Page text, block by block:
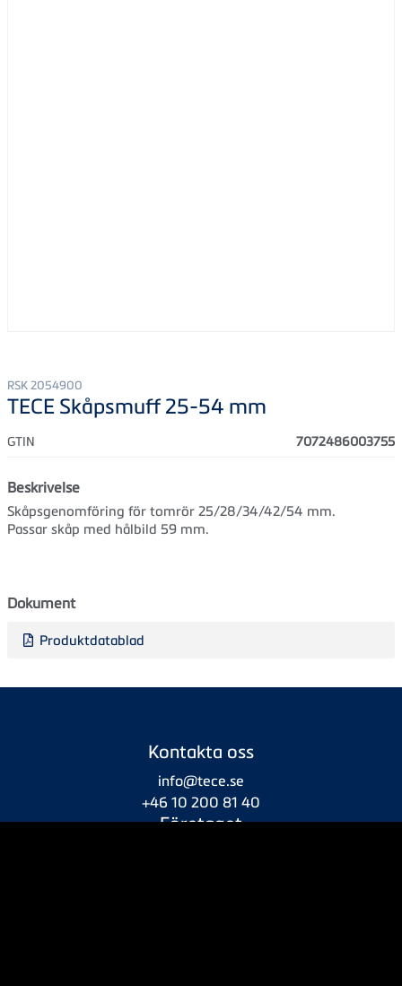
RSK 2054900
TECE Skåpsmuff 25-54 mm
GTIN 7072486003755
Beskrivelse
Skåpsgenomföring för tomrör 25/28/34/42/54 mm.
Passar skåp med hålbild 59 mm.
Dokument
Produktdatablad
Kontakta oss
info@tece.se
+46 10 200 81 40
Företaget